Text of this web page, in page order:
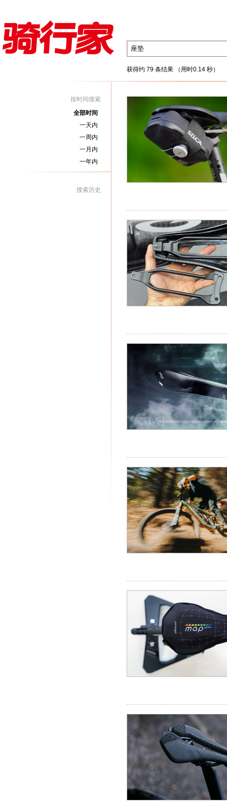
获得约 79 条结果 （用时0.14 秒）
按时间搜索
全部时间
一天内
一周内
一月内
一年内
搜索历史